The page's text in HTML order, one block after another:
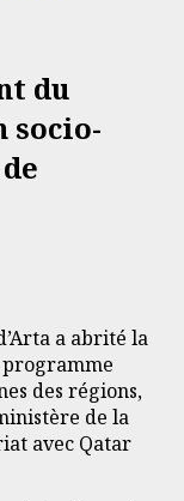
du
socio-
a abrité la
des régions,
de la
avec Qatar